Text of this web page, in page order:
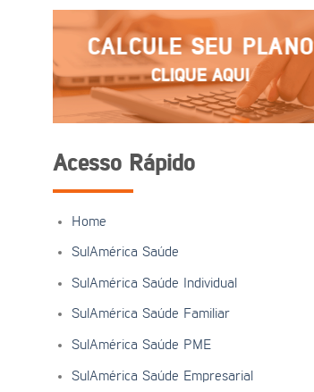
CALCULE SEU PLANO
CLIQUE AQUI
Acesso Rápido
Home
SulAmérica Saúde
SulAmérica Saúde Individual
SulAmérica Saúde Familiar
SulAmérica Saúde PME
SulAmérica Saúde Empresarial